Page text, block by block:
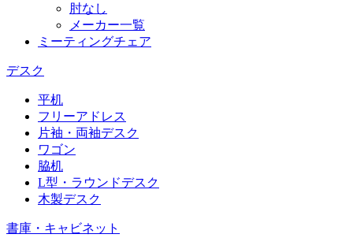
肘なし
メーカー一覧
ミーティングチェア
デスク
平机
フリーアドレス
片袖・両袖デスク
ワゴン
脇机
L型・ラウンドデスク
木製デスク
書庫・キャビネット